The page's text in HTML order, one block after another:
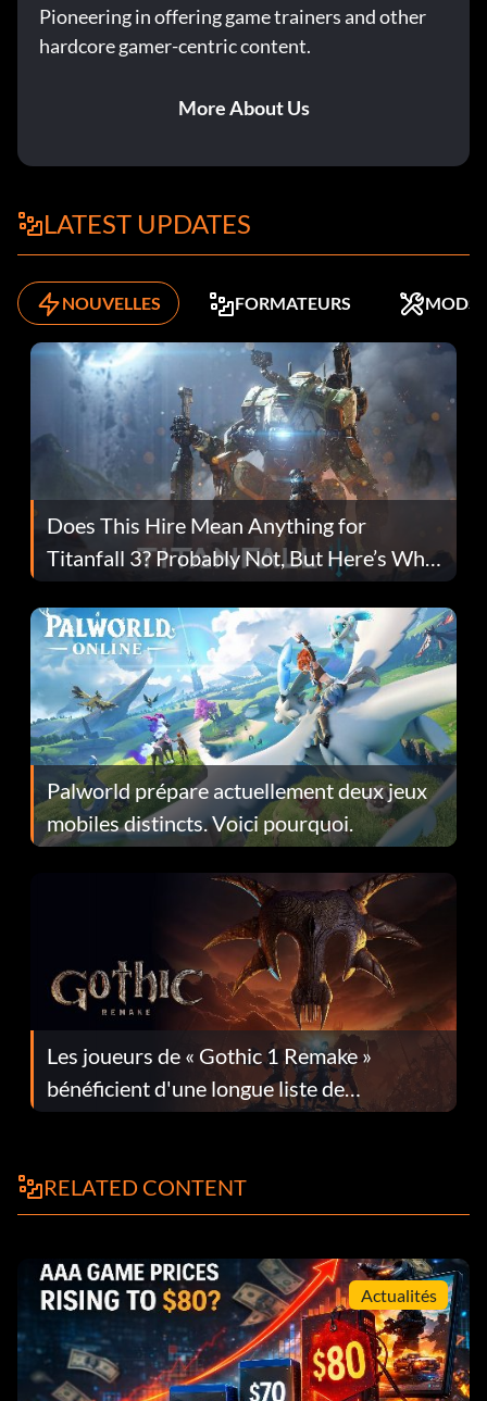
Pioneering in offering game trainers and other
hardcore gamer-centric content.
More About Us
LATEST UPDATES
NOUVELLES FORMATEURS MODS
Does This Hire Mean Anything for
Titanfall 3? Probably Not, But Here’s Why
Fans Are Hopeful
Palworld prépare actuellement deux jeux
mobiles distincts. Voici pourquoi.
Les joueurs de « Gothic 1 Remake »
bénéficient d'une longue liste de
corrections dans la mise à jour 1.0.4
RELATED CONTENT
Actualités